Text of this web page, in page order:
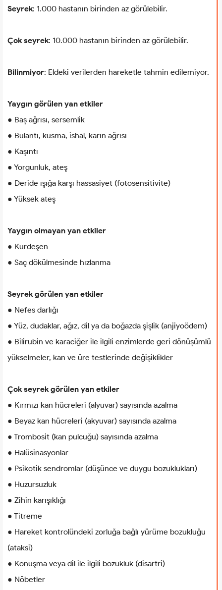
Seyrek: 1.000 hastanın birinden az görülebilir.
Çok seyrek: 10.000 hastanın birinden az görülebilir.
Bilinmiyor: Eldeki verilerden hareketle tahmin edilemiyor.
Yaygın görülen yan etkiler
● Baş ağrısı, sersemlik
● Bulantı, kusma, ishal, karın ağrısı
● Kaşıntı
● Yorgunluk, ateş
● Deride ışığa karşı hassasiyet (fotosensitivite)
● Yüksek ateş
Yaygın olmayan yan etkiler
● Kurdeşen
● Saç dökülmesinde hızlanma
Seyrek görülen yan etkiler
● Nefes darlığı
● Yüz, dudaklar, ağız, dil ya da boğazda şişlik (anjiyoödem)
● Bilirubin ve karaciğer ile ilgili enzimlerde geri dönüşümlü
yükselmeler, kan ve üre testlerinde değişiklikler
Çok seyrek görülen yan etkiler
● Kırmızı kan hücreleri (alyuvar) sayısında azalma
● Beyaz kan hücreleri (akyuvar) sayısında azalma
● Trombosit (kan pulcuğu) sayısında azalma
● Halüsinasyonlar
● Psikotik sendromlar (düşünce ve duygu bozuklukları)
● Huzursuzluk
● Zihin karışıklığı
● Titreme
● Hareket kontrolündeki zorluğa bağlı yürüme bozukluğu
(ataksi)
● Konuşma veya dil ile ilgili bozukluk (disartri)
● Nöbetler